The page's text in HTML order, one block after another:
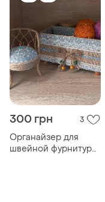
300 грн 3
Органайзер для
швейной фурнитуры